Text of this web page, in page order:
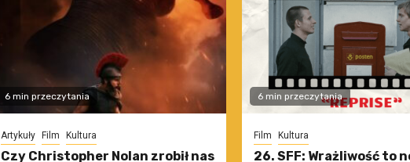
6 min przeczytania
Artykuły Film Kultura
Czy Christopher Nolan zrobił nas
6 min przeczytania
Film Kultura
26. SFF: Wrażliwość to